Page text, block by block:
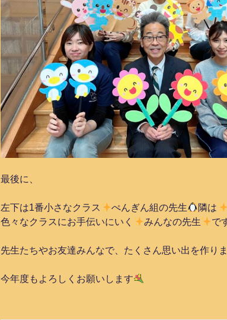
最後に、
左下は1番小さなクラス ぺんぎん組の先生 隣は
色々なクラスにお手伝いにいく
みんなの先生 で
先生たちやお友達みんなで、たくさん思い出を作り
今年度もよろしくお願いします